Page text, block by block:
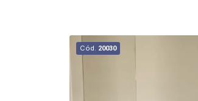
Cód. 20030